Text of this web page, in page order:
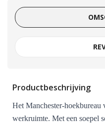
Productbeschrijving
Het Manchester-hoekbureau
werkruimte. Met een soepel